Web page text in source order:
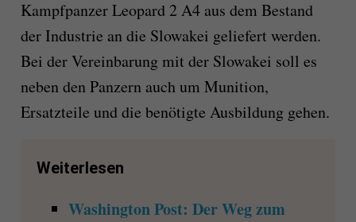
Kampfpanzer Leopard 2 A4 aus dem Bestand
der Industrie an die Slowakei geliefert werden.
Bei der Vereinbarung mit der Slowakei soll es
neben den Panzern auch um Munition,
Ersatzteile und die benötigte Ausbildung gehen.
Weiterlesen
Washington Post: Der Weg zum